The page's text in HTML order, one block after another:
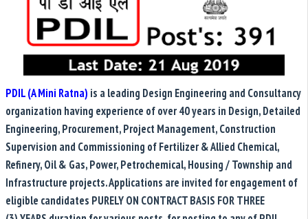
PDIL (A Mini Ratna) is a leading Design Engineering and Consultancy
organization having experience of over 40 years in Design, Detailed
Engineering, Procurement,Project Management, Construction
Supervision and Commissioning of Fertilizer & Allied Chemical,
Refinery, Oil & Gas, Power, Petrochemical, Housing / Township and
Infrastructure projects.Applications are invited for engagement of
eligible candidates PURELY ON CONTRACT BASIS FOR THREE